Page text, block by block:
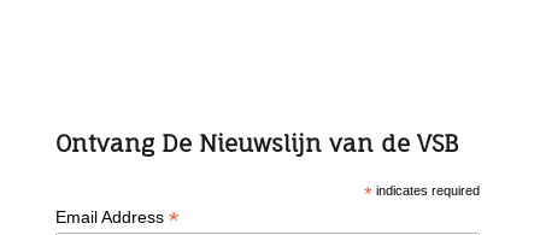
Ontvang De Nieuwslijn van de VSB
* indicates required
Email Address*